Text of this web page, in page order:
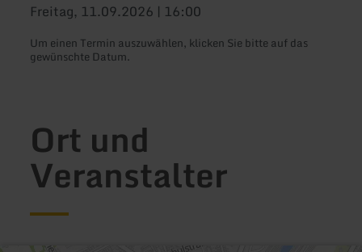
Freitag, 11.09.2026 | 16:00
Um einen Termin auszuwählen, klicken Sie bitte auf das
gewünschte Datum.
Ort und
Veranstalter